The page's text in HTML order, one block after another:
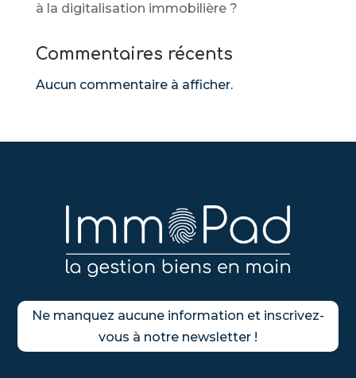
à la digitalisation immobilière ?
Commentaires récents
Aucun commentaire à afficher.
Ne manquez aucune information et inscrivez-
vous à notre newsletter !